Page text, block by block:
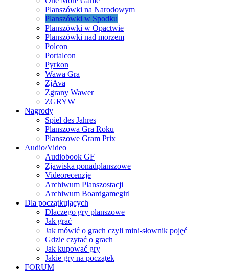
Planszówki na Narodowym
Planszówki w Spodku
Planszówki w Opactwie
Planszówki nad morzem
Polcon
Portalcon
Pyrkon
Wawa Gra
ZjAva
Zgrany Wawer
ZGRYW
Nagrody
Spiel des Jahres
Planszowa Gra Roku
Planszowe Gram Prix
Audio/Video
Audiobook GF
Zjawiska ponadplanszowe
Videorecenzje
Archiwum Planszostacji
Archiwum Boardgamegirl
Dla początkujących
Dlaczego gry planszowe
Jak grać
Jak mówić o grach czyli mini-słownik pojęć
Gdzie czytać o grach
Jak kupować gry
Jakie gry na początek
FORUM